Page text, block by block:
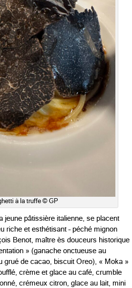
à la truffe © GP
jeune pâtissière italienne, se placent
riche et esthétisant – péché mignon
Benot, maître ès douceurs historique
» (ganache onctueuse au
grué de cacao, biscuit Oreo), « Moka »
crème et glace au café, crumble
crémeux citron, glace au lait, mini